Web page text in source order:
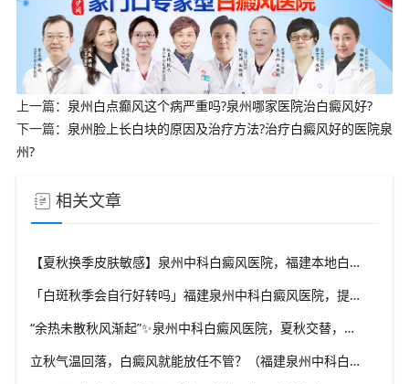
上一篇： 泉州白点癫风这个病严重吗?泉州哪家医院治白癜风好?
下一篇： 泉州脸上长白块的原因及治疗方法?治疗白癜风好的医院泉
州?
相关文章
【夏秋换季皮肤敏感】泉州中科白癜风医院，福建本地白斑朋友，做好日常护理很关键
「白斑秋季会自行好转吗」福建泉州中科白癜风医院，提醒广大患者切勿抱有侥幸心理
“余热未散秋风渐起”✨泉州中科白癜风医院，夏秋交替，白癜风患者饮食要多留心
立秋气温回落，白癜风就能放任不管？（福建泉州中科白癜风医院）这些误区要避开